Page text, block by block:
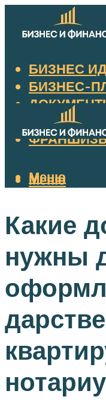
БИЗНЕС
БИЗНЕС-
НАЛОГИ
Меню
Меню
Какие
нужны